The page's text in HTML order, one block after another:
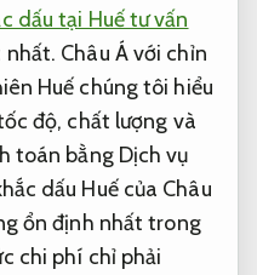
dấu tại Huế tư vấn
Châu Á với chỉn
Huế chúng tôi hiểu
độ, chất lượng và
toán bằng Dịch vụ
dấu Huế của Châu
ổn định nhất trong
chi phí chỉ phải